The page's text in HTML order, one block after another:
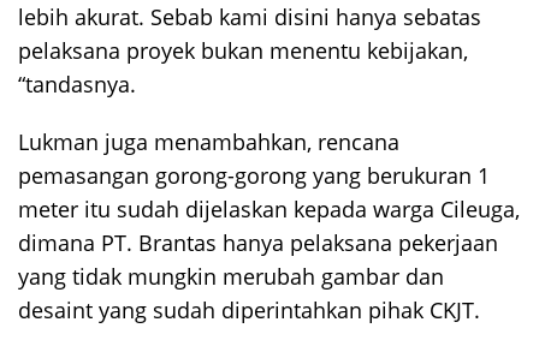
lebih akurat. Sebab kami disini hanya sebatas
pelaksana proyek bukan menentu kebijakan,
“tandasnya.
Lukman juga menambahkan, rencana
pemasangan gorong-gorong yang berukuran 1
meter itu sudah dijelaskan kepada warga Cileuga,
dimana PT. Brantas hanya pelaksana pekerjaan
yang tidak mungkin merubah gambar dan
desaint yang sudah diperintahkan pihak CKJT.